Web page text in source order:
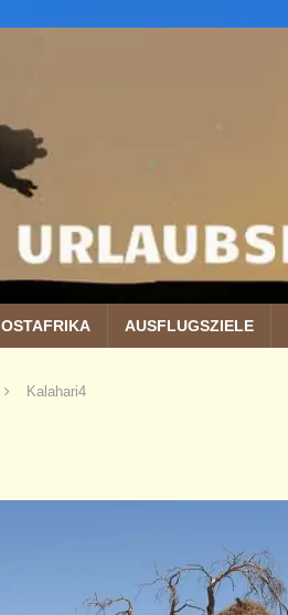
OSTAFRIKA AUSFLUGSZIELE
Kalahari4